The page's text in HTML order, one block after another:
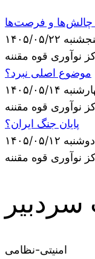
چالش‌ها و فرصت‌ها
۱۴۰۵/۰۵/۲۲
نوآوری قوه مقننه
موضوع اصلی نبرد؟
۱۴۰۵/۰۵/۱۴
نوآوری قوه مقننه
پایان جنگ ایران؟
دوشنبه ۱۴۰۵/۰۵/۱۲
نوآوری قوه مقننه
سردبیر
امنیتی-نظامی